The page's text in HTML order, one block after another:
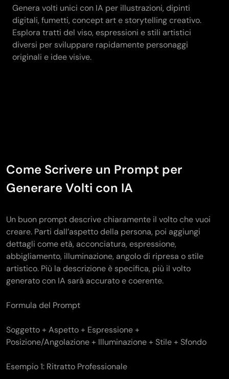
Genera volti unici con IA per illustrazioni, dipinti
digitali, fumetti, concept art e storytelling creativo.
Esplora tratti del viso, espressioni e stili artistici
diversi per sviluppare rapidamente personaggi
originali e idee visive.
Come Scrivere un Prompt per
Generare Volti con IA
Un buon prompt descrive chiaramente il volto che vuoi
creare. Parti dall’aspetto della persona, poi aggiungi
dettagli come età, acconciatura, espressione,
abbigliamento, illuminazione, angolo di ripresa o stile
artistico. Più la descrizione è specifica, più il volto
generato con IA sarà accurato e coerente.
Formula del Prompt
Soggetto + Aspetto + Espressione +
Posizione/Angolazione + Illuminazione + Stile + Sfondo
Esempio 1: Ritratto Professionale